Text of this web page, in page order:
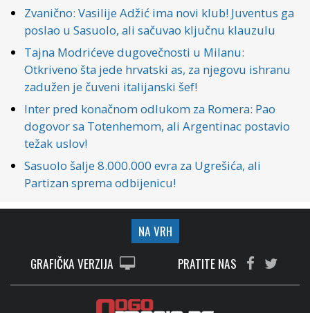
Zvanično: Vasilije Adžić ima novi klub! Juventus ga
poslao u Sasuolo, ali sačuvao ključnu klauzulu
Tajna Modrićeve dugovečnosti u Milanu:
Otkriveno šta jede hrvatski as, za njegovu ishranu
zadužen je čuveni italijanski šef!
Inter pred konačnom odlukom za Romera: Pao
dogovor sa Totenhemom, ali Argentinac postavio
težak uslov!
Sasuolo šalje 8.000.000 evra za Ugrešića, ali
Partizan sprema odbijenicu!
NA VRH
GRAFIČKA VERZIJA
PRATITE NAS